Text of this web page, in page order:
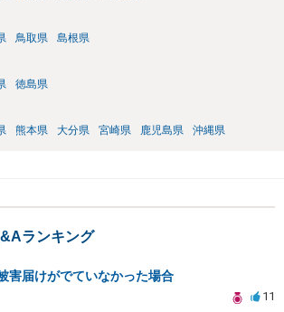
鳥取県 島根県
徳島県
熊本県 大分県 宮崎県 鹿児島県 沖縄県
ランキング
害届けがでていなかった場合
11